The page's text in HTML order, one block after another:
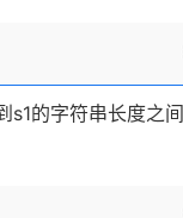
s1的字符串长度之间